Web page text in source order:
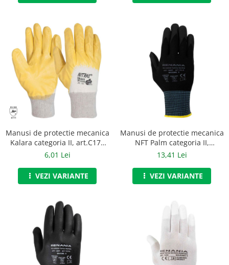
Manusi fibre speciale impregnate
Manusi latex
Manusi neopren
Manusi nitril
Manusi piele
Manusi PVC
Manusi textil
Manusi tricot impregnat
Manusi zale
Outdoor
Incaltaminte Outdoor
Curatenie si igiena
Protectia capului
Manusi de protectie mecanica
Kalara categoria II, art.C171
(1453N)
6,01 Lei
VEZI VARIANTE
Manusi de protectie mecanica
NFT Palm categoria II,
Renania, art.C202
13,41 Lei
VEZI VARIANTE